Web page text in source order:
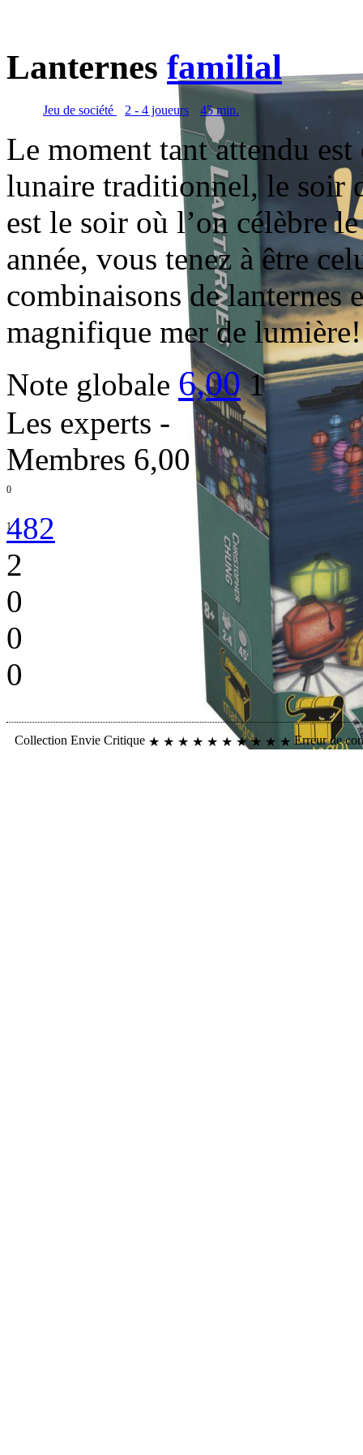
Lanternes familial
Jeu de société 2 - 4 joueurs 45 min.
Le moment tant attendu
lunaire traditionnel, le soir
est le soir où l’on célèbre
année, vous tenez à être
combinaisons de lanternes
magnifique mer de lumière!
Note globale 6,00 1
Les experts -
0
Membres 6,00
1
482
2
0
0
0
Collection Envie Critique ★ ★ ★ ★ ★ ★ ★ ★ ★ ★ Erreur de